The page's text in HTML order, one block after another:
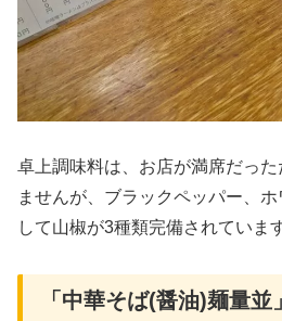
卓上調味料は、お店が満席だっ
ませんが、ブラックペッパー、
して山椒が3種類完備されています
「中華そば(醤油)麺量並